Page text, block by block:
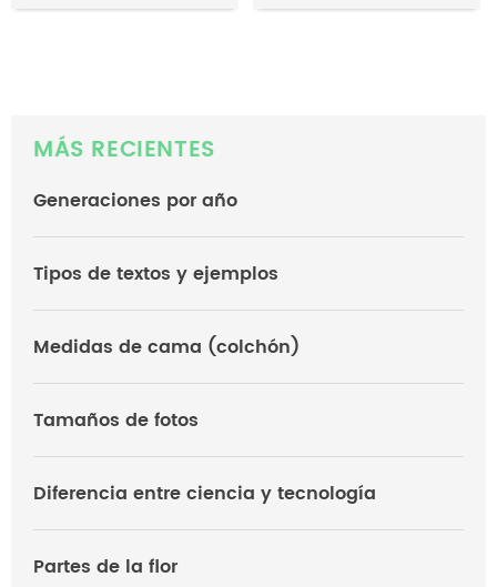
MÁS RECIENTES
Generaciones por año
Tipos de textos y ejemplos
Medidas de cama (colchón)
Tamaños de fotos
Diferencia entre ciencia y tecnología
Partes de la flor